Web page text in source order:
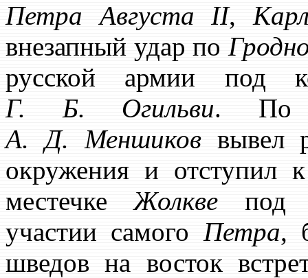
Петра
Августа II,
внезапный удар по
русской армии под
Г. Б. Огильви. По
А. Д. Меншиковвывел
окружения и отступил
местечкеЖолкве
участии самого Петра,
шведов на восток